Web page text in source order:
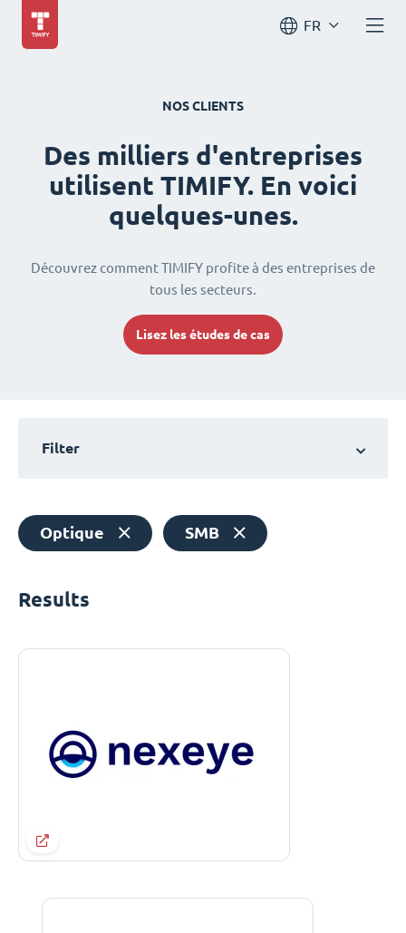
FR
NOS CLIENTS
Des milliers d'entreprises
utilisent TIMIFY. En voici
quelques-unes.
Découvrez comment TIMIFY profite à des entreprises de
tous les secteurs.
Lisez les études de cas
Filter
Optique SMB
Results